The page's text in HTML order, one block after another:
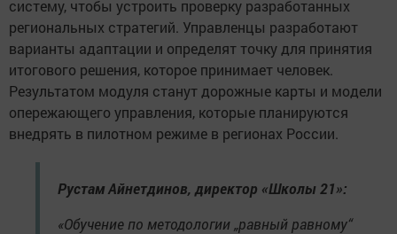
систему, чтобы устроить проверку разработанных
региональных стратегий. Управленцы разработают
варианты адаптации и определят точку для принятия
итогового решения, которое принимает человек.
Результатом модуля станут дорожные карты и модели
опережающего управления, которые планируются
внедрять в пилотном режиме в регионах России.
Рустам Айнетдинов, директор «Школы 21»:
«Обучение по методологии „равный равному“